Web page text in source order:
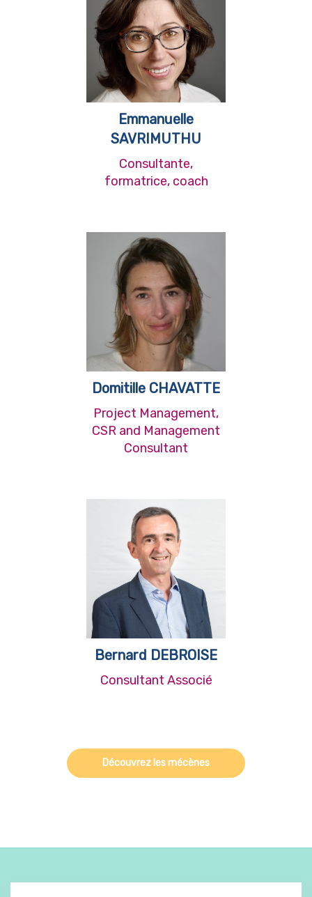
Emmanuelle
SAVRIMUTHU
Consultante,
formatrice, coach
Domitille CHAVATTE
Project Management,
CSR and Management
Consultant
Bernard DEBROISE
Consultant Associé
Découvrez les mécènes